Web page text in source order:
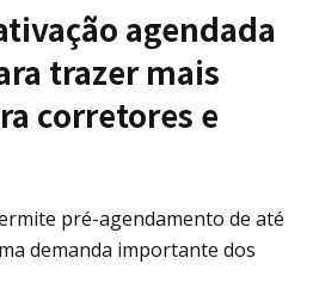
agendada
trazer mais
corretores e
pré-agendamento de até
demanda importante dos